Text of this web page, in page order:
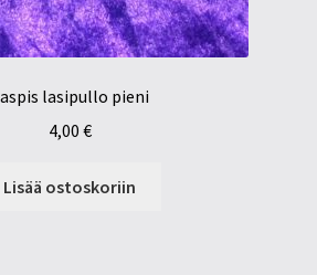
lasipullo pieni
4,00 €
Lisää ostoskoriin